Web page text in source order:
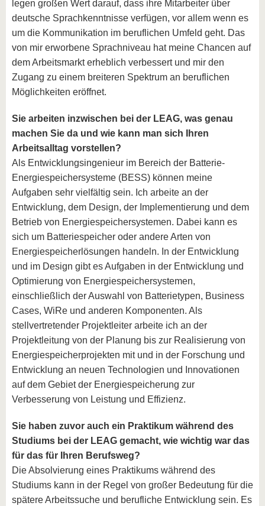
legen großen Wert darauf, dass ihre Mitarbeiter über
deutsche Sprachkenntnisse verfügen, vor allem wenn es
um die Kommunikation im beruflichen Umfeld geht. Das
von mir erworbene Sprachniveau hat meine Chancen auf
dem Arbeitsmarkt erheblich verbessert und mir den
Zugang zu einem breiteren Spektrum an beruflichen
Möglichkeiten eröffnet.
Sie arbeiten inzwischen bei der LEAG, was genau
machen Sie da und wie kann man sich Ihren
Arbeitsalltag vorstellen?
Als Entwicklungsingenieur im Bereich der Batterie-
Energiespeichersysteme (BESS) können meine
Aufgaben sehr vielfältig sein. Ich arbeite an der
Entwicklung, dem Design, der Implementierung und dem
Betrieb von Energiespeichersystemen. Dabei kann es
sich um Batteriespeicher oder andere Arten von
Energiespeicherlösungen handeln. In der Entwicklung
und im Design gibt es Aufgaben in der Entwicklung und
Optimierung von Energiespeichersystemen,
einschließlich der Auswahl von Batterietypen, Business
Cases, WiRe und anderen Komponenten. Als
stellvertretender Projektleiter arbeite ich an der
Projektleitung von der Planung bis zur Realisierung von
Energiespeicherprojekten mit und in der Forschung und
Entwicklung an neuen Technologien und Innovationen
auf dem Gebiet der Energiespeicherung zur
Verbesserung von Leistung und Effizienz.
Sie haben zuvor auch ein Praktikum während des
Studiums bei der LEAG gemacht, wie wichtig war das
für das für Ihren Berufsweg?
Die Absolvierung eines Praktikums während des
Studiums kann in der Regel von großer Bedeutung für die
spätere Arbeitssuche und berufliche Entwicklung sein. Es